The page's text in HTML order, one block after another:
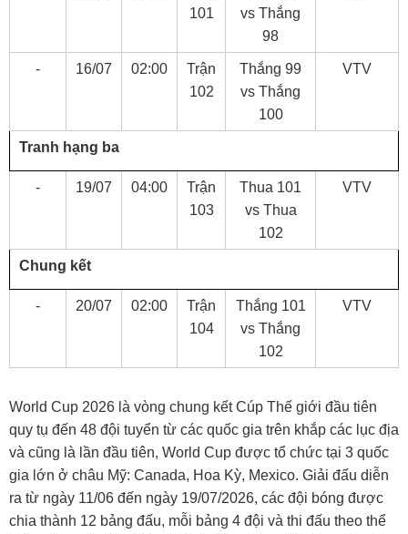
101
vs Thắng
98
- 16/07 02:00
Trận
102
Thắng 99
vs Thắng
100
VTV
Tranh hạng ba
- 19/07 04:00
Trận
103
Thua 101
vs Thua
102
VTV
Chung kết
- 20/07 02:00
Trận
104
Thắng 101
vs Thắng
102
VTV
World Cup 2026 là vòng chung kết Cúp Thế giới đầu tiên
quy tụ đến 48 đội tuyển từ các quốc gia trên khắp các lục địa
và cũng là lần đầu tiên, World Cup được tổ chức tại 3 quốc
gia lớn ở châu Mỹ: Canada, Hoa Kỳ, Mexico. Giải đấu diễn
ra từ ngày 11/06 đến ngày 19/07/2026, các đội bóng được
chia thành 12 bảng đấu, mỗi bảng 4 đội và thi đấu theo thể